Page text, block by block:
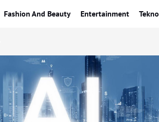
Fashion And Beauty Entertainment Tekno